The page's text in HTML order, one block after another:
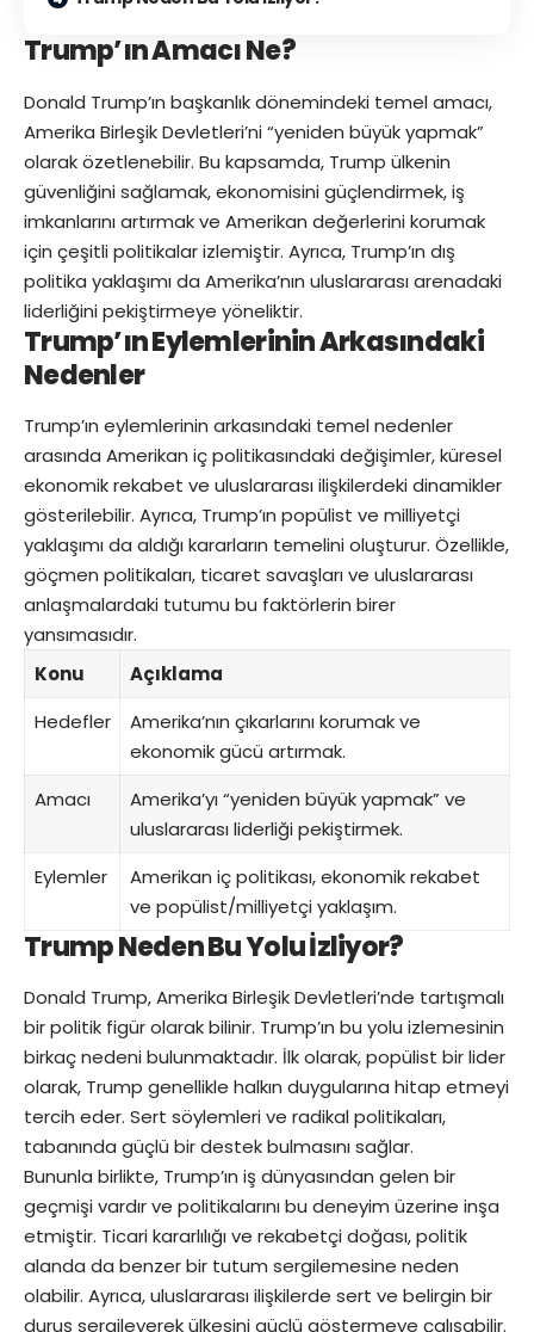
Trump’ın Amacı Ne?
Donald Trump’ın başkanlık dönemindeki temel amacı,
Amerika Birleşik Devletleri’ni “yeniden büyük yapmak”
olarak özetlenebilir. Bu kapsamda, Trump ülkenin
güvenliğini sağlamak, ekonomisini güçlendirmek, iş
imkanlarını artırmak ve Amerikan değerlerini korumak
için çeşitli politikalar izlemiştir. Ayrıca, Trump’ın dış
politika yaklaşımı da Amerika’nın uluslararası arenadaki
liderliğini pekiştirmeye yöneliktir.
Trump’ın Eylemlerinin Arkasındaki
Nedenler
Trump’ın eylemlerinin arkasındaki temel nedenler
arasında Amerikan iç politikasındaki değişimler, küresel
ekonomik rekabet ve uluslararası ilişkilerdeki dinamikler
gösterilebilir. Ayrıca, Trump’ın popülist ve milliyetçi
yaklaşımı da aldığı kararların temelini oluşturur. Özellikle,
göçmen politikaları, ticaret savaşları ve uluslararası
anlaşmalardaki tutumu bu faktörlerin birer
yansımasıdır.
Konu
Açıklama
Hedefler
Amerika’nın çıkarlarını korumak ve
ekonomik gücü artırmak.
Amacı
Amerika’yı “yeniden büyük yapmak” ve
uluslararası liderliği pekiştirmek.
Eylemler
Amerikan iç politikası, ekonomik rekabet
ve popülist/milliyetçi yaklaşım.
Trump Neden Bu Yolu İzliyor?
Donald Trump, Amerika Birleşik Devletleri’nde tartışmalı
bir politik figür olarak bilinir. Trump’ın bu yolu izlemesinin
birkaç nedeni bulunmaktadır. İlk olarak, popülist bir lider
olarak, Trump genellikle halkın duygularına hitap etmeyi
tercih eder. Sert söylemleri ve radikal politikaları,
tabanında güçlü bir destek bulmasını sağlar.
Bununla birlikte, Trump’ın iş dünyasından gelen bir
geçmişi vardır ve politikalarını bu deneyim üzerine inşa
etmiştir. Ticari kararlılığı ve rekabetçi doğası, politik
alanda da benzer bir tutum sergilemesine neden
olabilir. Ayrıca, uluslararası ilişkilerde sert ve belirgin bir
duruş sergileyerek ülkesini güçlü göstermeye çalışabilir.